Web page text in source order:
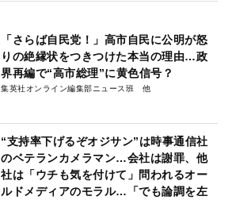
「さらば自民党！」高市自民に公明が怒
りの絶縁状をつきつけた本当の理由…政
界再編で“高市総理”に黄色信号？
集英社オンライン編集部ニュース班
“支持率下げるぞオジサン”は時事通信社
のベテランカメラマン…会社は謝罪、他
社は「ウチも気を付けて」問われるオー
ルドメディアのモラル…「でも論調を左